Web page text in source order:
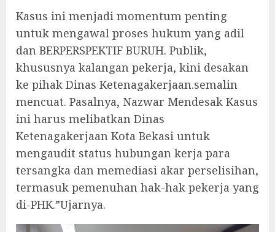
‎Kasus ini menjadi momentum penting
untuk mengawal proses hukum yang adil
dan BERPERSPEKTIF BURUH. Publik,
khususnya kalangan pekerja, kini desakan
ke pihak Dinas Ketenagakerjaan.semalin
mencuat. Pasalnya, Nazwar Mendesak Kasus
ini harus melibatkan Dinas
Ketenagakerjaan Kota Bekasi untuk
mengaudit status hubungan kerja para
tersangka dan memediasi akar perselisihan,
termasuk pemenuhan hak-hak pekerja yang
di-PHK.”Ujarnya.